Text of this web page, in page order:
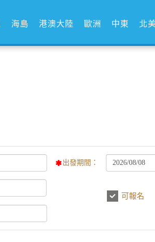
海島 港澳大陸 歐洲 中東 北
出發期間：
可報名